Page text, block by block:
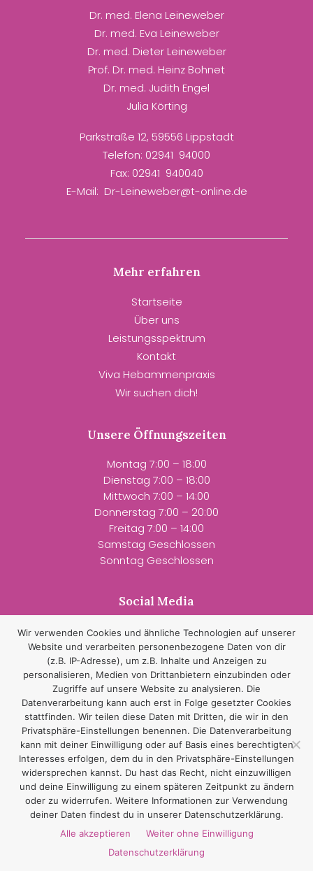
Dr. med. Elena Leineweber
Dr. med. Eva Leineweber
Dr. med. Dieter Leineweber
Prof. Dr. med. Heinz Bohnet
Dr. med. Judith Engel
Julia Körting
Parkstraße 12, 59556 Lippstadt
Telefon: 02941 94000
Fax: 02941 940040
E-Mail: Dr-Leineweber@t-online.de
Mehr erfahren
Startseite
Über uns
Leistungsspektrum
Kontakt
Viva Hebammenpraxis
Wir suchen dich!
Unsere Öffnungszeiten
Montag 7:00 – 18:00
Dienstag 7:00 – 18:00
Mittwoch 7:00 – 14:00
Donnerstag 7:00 – 20:00
Freitag 7:00 – 14:00
Samstag Geschlossen
Sonntag Geschlossen
Social Media
© 2022 Gemeinschaftspraxis Leineweber. All rights reserved I
DatenschutzIImpressum
Wir verwenden Cookies und ähnliche Technologien auf unserer
Website und verarbeiten personenbezogene Daten von dir
(z.B. IP-Adresse), um z.B. Inhalte und Anzeigen zu
personalisieren, Medien von Drittanbietern einzubinden oder
Zugriffe auf unsere Website zu analysieren. Die
Datenverarbeitung kann auch erst in Folge gesetzter Cookies
stattfinden. Wir teilen diese Daten mit Dritten, die wir in den
Privatsphäre-Einstellungen benennen. Die Datenverarbeitung
kann mit deiner Einwilligung oder auf Basis eines berechtigten
Interesses erfolgen, dem du in den Privatsphäre-Einstellungen
widersprechen kannst. Du hast das Recht, nicht einzuwilligen
und deine Einwilligung zu einem späteren Zeitpunkt zu ändern
oder zu widerrufen. Weitere Informationen zur Verwendung
deiner Daten findest du in unserer Datenschutzerklärung.
Alle akzeptieren
Weiter ohne Einwilligung
Datenschutzerklärung